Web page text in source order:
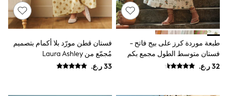
River Island
Eid Holiday Collection
SCHOOLWEAR
All Boys Schoolwear
Shoes
Trousers
Shorts
طبعة موردة كرز على بيج فاتح -
فستان متوسط الطول مجمع بكم
منفوخ
فستان قطن مورّد بلا أكمام بتصميم
مُجمّع من Laura Ashley